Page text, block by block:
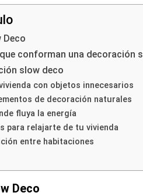
Deco
conforman una decoración
slow deco
con objetos innecesarios
de decoración naturales
fluya la energía
para relajarte de tu vivienda
entre habitaciones
Deco